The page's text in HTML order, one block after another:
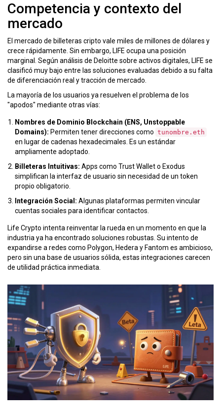
Competencia y contexto del
mercado
El mercado de billeteras cripto vale miles de millones de dólares y
crece rápidamente. Sin embargo, LIFE ocupa una posición
marginal. Según análisis de Deloitte sobre activos digitales, LIFE se
clasificó muy bajo entre las soluciones evaluadas debido a su falta
de diferenciación real y tracción de mercado.
La mayoría de los usuarios ya resuelven el problema de los
"apodos" mediante otras vías:
Nombres de Dominio Blockchain (ENS, Unstoppable
Domains): Permiten tener direcciones como tunombre.eth
en lugar de cadenas hexadecimales. Es un estándar
ampliamente adoptado.
Billeteras Intuitivas: Apps como Trust Wallet o Exodus
simplifican la interfaz de usuario sin necesidad de un token
propio obligatorio.
Integración Social: Algunas plataformas permiten vincular
cuentas sociales para identificar contactos.
Life Crypto intenta reinventar la rueda en un momento en que la
industria ya ha encontrado soluciones robustas. Su intento de
expandirse a redes como Polygon, Hedera y Fantom es ambicioso,
pero sin una base de usuarios sólida, estas integraciones carecen
de utilidad práctica inmediata.